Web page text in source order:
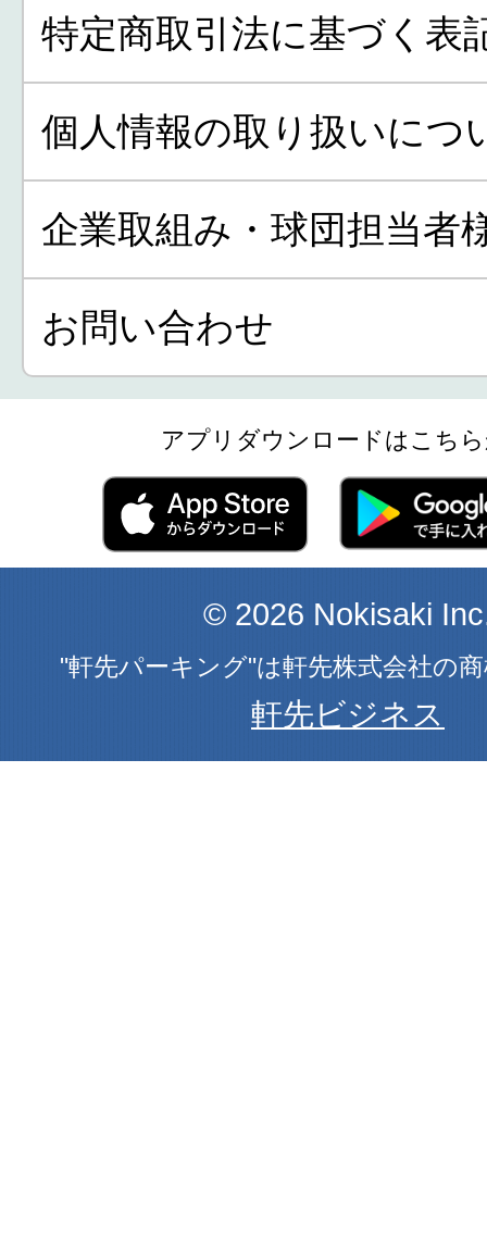
特定商取引法に基づく表
個人情報の取り扱いにつ
企業取組み・球団担当者
お問い合わせ
アプリダウンロードはこち
© 2026 Nokisaki
"軒先パーキング"は軒先株式会社の
軒先ビジネス